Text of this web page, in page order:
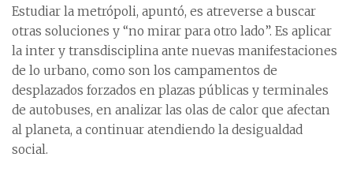
Estudiar la metrópoli, apuntó, es atreverse a buscar
otras soluciones y “no mirar para otro lado”. Es aplicar
la inter y transdisciplina ante nuevas manifestaciones
de lo urbano, como son los campamentos de
desplazados forzados en plazas públicas y terminales
de autobuses, en analizar las olas de calor que afectan
al planeta, a continuar atendiendo la desigualdad
social.